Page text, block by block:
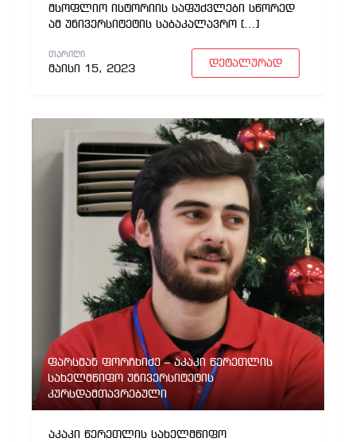
მსოფლიო ისტორიის საფუძვლები სწორედ
ამ უნივერსიტეტის საბაკალავრო […]
ᲗᲐᲠᲘᲦᲘ
მაისი 15, 2023
დეტალურად
ფარსმან ფორჩხიძე – აკაკი წერეთლის
სახელმწიფო უნივერსიტეტის
კურსდამთავრებული
აკაკი წერეთლის სახელმწიფო